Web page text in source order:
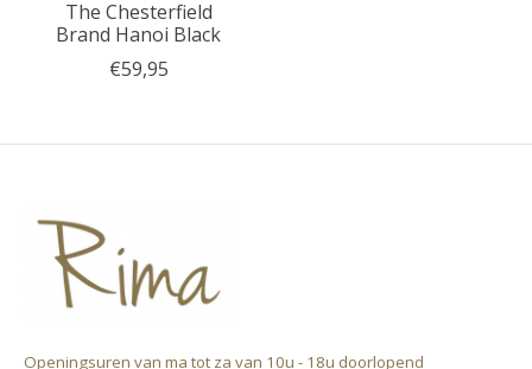
The Chesterfield
Brand Hanoi Black
€59,95
Openingsuren van ma tot za van 10u - 18u doorlopend ​